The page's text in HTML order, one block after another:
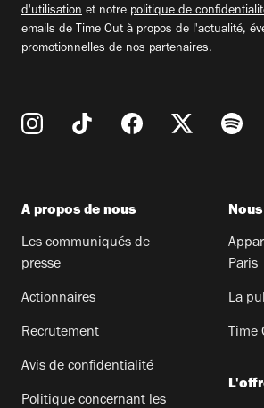
d'utilisation et notre politique de
emails de Time Out à propos de l'actualité,
promotionnelles de nos partenaires.
A propos de nous
Les communiqués de
presse
Actionnaires
Recrutement
Avis de confidentialité
Politique concernant les
Paris
La
Time